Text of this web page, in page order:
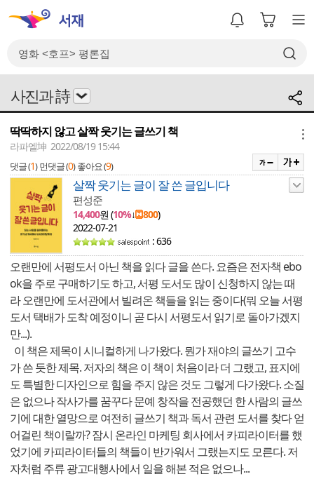
사진과 詩
딱딱하지 않고 살짝 웃기는 글쓰기 책
라파엘坤 2022/08/19 15:44
댓글 (1) 먼댓글 (0) 좋아요 (9)
살짝 웃기는 글이 잘 쓴 글입니다
편성준
14,400원 (10%↓ 800)
2022-07-21
: 636
오랜만에 서평도서 아닌 책을 읽다 글을 쓴다. 요즘은 전자책 ebo
ok을 주로 구매하기도 하고, 서평 도서도 많이 신청하지 않는 때
라 오랜만에 도서관에서 빌려온 책들을 읽는 중이다(뭐 오늘 서평
도서 택배가 도착 예정이니 곧 다시 서평도서 읽기로 돌아가겠지
만...).
이 책은 제목이 시니컬하게 나가왔다. 뭔가 재야의 글쓰기 고수
가 쓴 듯한 제목. 저자의 책은 이 책이 처음이라 더 그랬고, 표지에
도 특별한 디자인으로 힘을 주지 않은 것도 그렇게 다가왔다. 소질
은 없으나 작사가를 꿈꾸다 문예 창작을 전공했던 한 사람의 글쓰
기에 대한 열망으로 여전히 글쓰기 책과 독서 관련 도서를 찾다 얻
어걸린 책이랄까? 잠시 온라인 마케팅 회사에서 카피라이터를 했
었기에 카피라이터들의 책들이 반가워서 그랬는지도 모른다. 저
자처럼 주류 광고대행사에서 일을 해본 적은 없으나...